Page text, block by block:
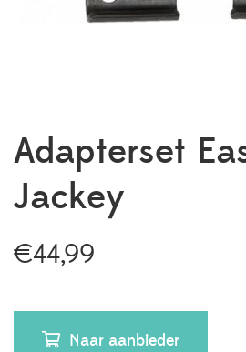
Adapterset
Jackey
€44,99
Naar aanbieder